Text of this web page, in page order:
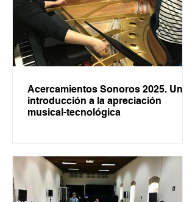
Acercamientos Sonoros 2025. Una
introducción a la apreciación
musical-tecnológica